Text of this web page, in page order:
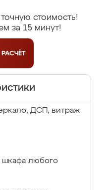
стоимость!
за 15 минут!
РАСЧЁТ
ДСП, витраж
шкафа любого